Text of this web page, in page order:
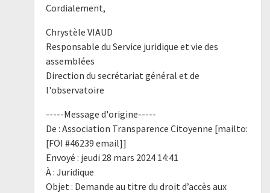
Cordialement,
Chrystèle VIAUD
Responsable du Service juridique et vie des
assemblées
Direction du secrétariat général et de
l'observatoire
-----Message d'origine-----
De : Association Transparence Citoyenne [mailto:
[FOI #46239 email]]
Envoyé : jeudi 28 mars 2024 14:41
À : Juridique
Objet : Demande au titre du droit d’accès aux